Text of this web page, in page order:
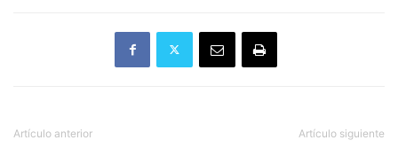
Artículo anterior Artículo siguiente